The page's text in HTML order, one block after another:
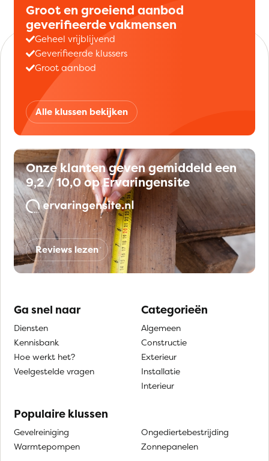
Groot en groeiend aanbod
geverifieerde vakmensen
Geheel vrijblijvend
Geverifieerde klussers
Groot aanbod
Alle klussen bekijken
Onze klanten geven gemiddeld een
9,2 / 10,0 op Ervaringensite
Reviews lezen
Ga snel naar
Diensten
Kennisbank
Hoe werkt het?
Veelgestelde vragen
Categorieën
Algemeen
Constructie
Exterieur
Installatie
Interieur
Populaire klussen
Gevelreiniging
Warmtepompen
Ongediertebestrijding
Zonnepanelen